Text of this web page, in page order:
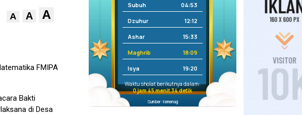
A A A
FMIPA
Bakti
di Desa
Subuh 04:53
Dzuhur 12:12
Ashar 15:33
Maghrib 18:09
Isya 19:20
Waktu sholat berikutnya dalam:
0 jam 45 menit 34 detik
Sumber: Kemenag